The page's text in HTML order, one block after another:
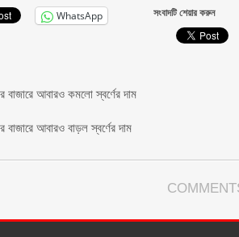
WhatsApp
সংবাদটি শেয়ার করুন
বাজারে আবারও কমলো স্বর্ণের দাম
বাজারে আবারও বাড়ল স্বর্ণের দাম